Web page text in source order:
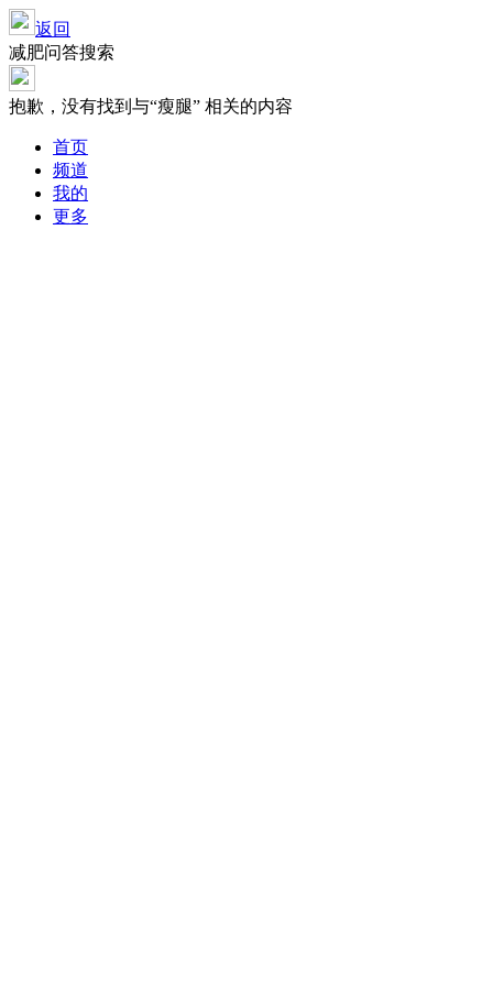
返回
减肥问答搜索
抱歉，没有找到与“瘦腿” 相关的内容
首页
频道
我的
更多